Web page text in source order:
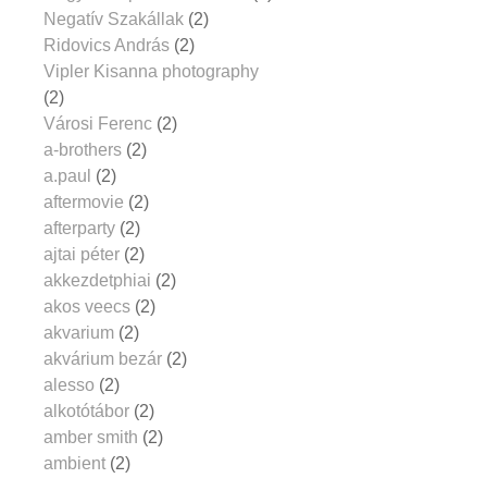
Negatív Szakállak (2)
Ridovics András (2)
Vipler Kisanna photography
(2)
Városi Ferenc (2)
a-brothers (2)
a.paul (2)
aftermovie (2)
afterparty (2)
ajtai péter (2)
akkezdetphiai (2)
akos veecs (2)
akvarium (2)
akvárium bezár (2)
alesso (2)
alkotótábor (2)
amber smith (2)
ambient (2)